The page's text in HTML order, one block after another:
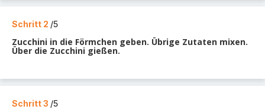
Schritt 2 /5
Zucchini in die Förmchen geben. Übrige Zutaten mixen.
Über die Zucchini gießen.
Schritt 3 /5